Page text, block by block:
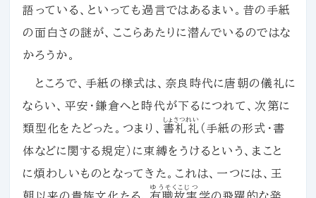
語っている、といっても過言ではあるまい。昔の手紙
の面白さの謎が、ここらあたりに潜んでいるのではな
かろうか。
ところで、手紙の様式は、奈良時代に唐朝の儀礼に
ならい、平安・鎌倉へと時代が下るにつれて、次第に
類型化をたどった。つまり、 書札礼
しょさつれい
（手紙の形式・書
体などに関する規定）に束縛をうけるという、まこと
に煩わしいものとなってきた。これは、一つには、王
ゆうそくこじつ